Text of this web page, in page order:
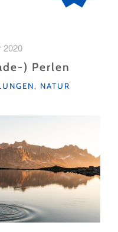
2020
) Perlen
, NATUR